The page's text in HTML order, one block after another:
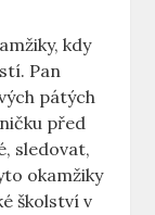
kdy
Pan
pátých
před
sledovat,
okamžiky
školství v